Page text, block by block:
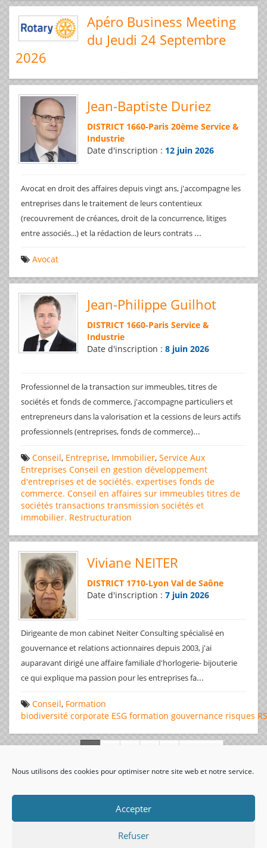
Nous utilisons des cookies pour optimiser notre site web et notre service.
Accepter
Refuser
Apéro Business Meeting
du Jeudi 24 Septembre
2026
Jean-Baptiste Duriez
DISTRICT 1660-Paris 20ème Service &
Industrie
Date d'inscription : 12 juin 2026
Avocat en droit des affaires depuis vingt ans, j'accompagne les
entreprises dans le traitement de leurs contentieux
(recouvrement de créances, droit de la concurrence, litiges
entre associés...) et la rédaction de leurs contrats ...
Avocat
Jean-Philippe Guilhot
DISTRICT 1660-Paris Service &
Industrie
Date d'inscription : 8 juin 2026
Professionnel de la transaction sur immeubles, titres de
sociétés et fonds de commerce, j'accompagne particuliers et
entrepreneurs dans la valorisation et la cessions de leurs actifs
professionnels (entreprises, fonds de commerce)...
Conseil, Entreprise, Immobilier, Service Aux
Entreprises Conseil en gestion développement
d'entreprises et de sociétés. expertises fonds de
commerce. Conseil en affaires sur immeubles titres de
sociétés transactions transmission sociétés et
immobilier. Restructuration
Viviane NEITER
DISTRICT 1710-Lyon Val de Saône
Date d'inscription : 7 juin 2026
Dirigeante de mon cabinet Neiter Consulting spécialisé en
gouvernance et relations actionnaires depuis 2003, j'ai
auparavant dirigé une affaire familiale d'horlogerie- bijouterie
ce qui explique ma passion pour les entreprises fa...
Conseil, Formation
biodiversité corporate ESG formation gouvernance risques
visiteurs uniques: